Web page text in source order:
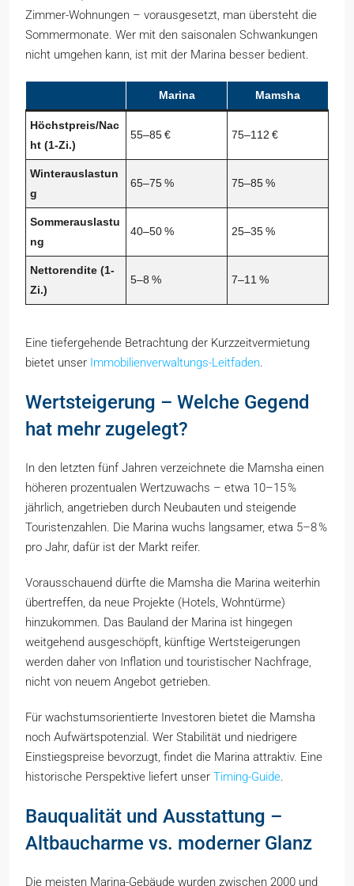
Zimmer-Wohnungen – vorausgesetzt, man übersteht die
Sommermonate. Wer mit den saisonalen Schwankungen
nicht umgehen kann, ist mit der Marina besser bedient.
Marina Mamsha
Höchstpreis/Nac
ht (1-Zi.)
55–85 € 75–112 €
Winterauslastun
g
65–75 % 75–85 %
Sommerauslastu
ng
40–50 % 25–35 %
Nettorendite (1-
Zi.)
5–8 % 7–11 %
Eine tiefergehende Betrachtung der Kurzzeitvermietung
bietet unser Immobilienverwaltungs-Leitfaden.
Wertsteigerung – Welche Gegend
hat mehr zugelegt?
In den letzten fünf Jahren verzeichnete die Mamsha einen
höheren prozentualen Wertzuwachs – etwa 10–15 %
jährlich, angetrieben durch Neubauten und steigende
Touristenzahlen. Die Marina wuchs langsamer, etwa 5–8 %
pro Jahr, dafür ist der Markt reifer.
Vorausschauend dürfte die Mamsha die Marina weiterhin
übertreffen, da neue Projekte (Hotels, Wohntürme)
hinzukommen. Das Bauland der Marina ist hingegen
weitgehend ausgeschöpft, künftige Wertsteigerungen
werden daher von Inflation und touristischer Nachfrage,
nicht von neuem Angebot getrieben.
Für wachstumsorientierte Investoren bietet die Mamsha
noch Aufwärtspotenzial. Wer Stabilität und niedrigere
Einstiegspreise bevorzugt, findet die Marina attraktiv. Eine
historische Perspektive liefert unser Timing-Guide.
Bauqualität und Ausstattung –
Altbaucharme vs. moderner Glanz
Die meisten Marina-Gebäude wurden zwischen 2000 und